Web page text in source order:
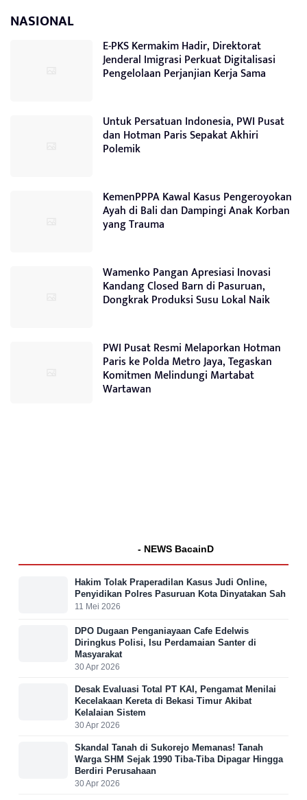
NASIONAL
E-PKS Kermakim Hadir, Direktorat
Jenderal Imigrasi Perkuat Digitalisasi
Pengelolaan Perjanjian Kerja Sama
Untuk Persatuan Indonesia, PWI Pusat
dan Hotman Paris Sepakat Akhiri
Polemik
KemenPPPA Kawal Kasus Pengeroyokan
Ayah di Bali dan Dampingi Anak Korban
yang Trauma
Wamenko Pangan Apresiasi Inovasi
Kandang Closed Barn di Pasuruan,
Dongkrak Produksi Susu Lokal Naik
PWI Pusat Resmi Melaporkan Hotman
Paris ke Polda Metro Jaya, Tegaskan
Komitmen Melindungi Martabat
Wartawan
- NEWS BacainD
Hakim Tolak Praperadilan Kasus Judi Online,
Penyidikan Polres Pasuruan Kota Dinyatakan Sah
11 Mei 2026
DPO Dugaan Penganiayaan Cafe Edelwis
Diringkus Polisi, Isu Perdamaian Santer di
Masyarakat
30 Apr 2026
Desak Evaluasi Total PT KAI, Pengamat Menilai
Kecelakaan Kereta di Bekasi Timur Akibat
Kelalaian Sistem
30 Apr 2026
Skandal Tanah di Sukorejo Memanas! Tanah
Warga SHM Sejak 1990 Tiba-Tiba Dipagar Hingga
Berdiri Perusahaan
30 Apr 2026